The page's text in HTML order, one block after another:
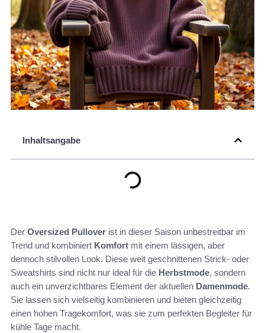
Inhaltsangabe
Der Oversized Pullover ist in dieser Saison unbestreitbar im
Trend und kombiniert Komfort mit einem lässigen, aber
dennoch stilvollen Look. Diese weit geschnittenen Strick- oder
Sweatshirts sind nicht nur ideal für die Herbstmode, sondern
auch ein unverzichtbares Element der aktuellen Damenmode.
Sie lassen sich vielseitig kombinieren und bieten gleichzeitig
einen hohen Tragekomfort, was sie zum perfekten Begleiter für
kühle Tage macht.